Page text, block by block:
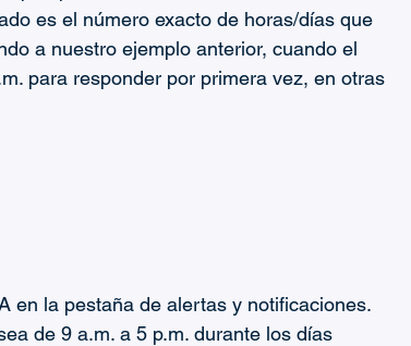
es el número exacto de horas/días que
a nuestro ejemplo anterior, cuando el
para responder por primera vez, en otras
en la pestaña de alertas y notificaciones.
de 9 a.m. a 5 p.m. durante los días